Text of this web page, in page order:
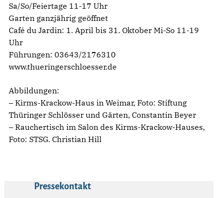
Sa/So/Feiertage 11-17 Uhr
Garten ganzjährig geöffnet
Café du Jardin: 1. April bis 31. Oktober Mi-So 11-19
Uhr
Führungen: 03643/2176310
www.thueringerschloesser.de
Abbildungen:
– Kirms-Krackow-Haus in Weimar, Foto: Stiftung
Thüringer Schlösser und Gärten, Constantin Beyer
– Rauchertisch im Salon des Kirms-Krackow-Hauses,
Foto: STSG. Christian Hill
Pressekontakt